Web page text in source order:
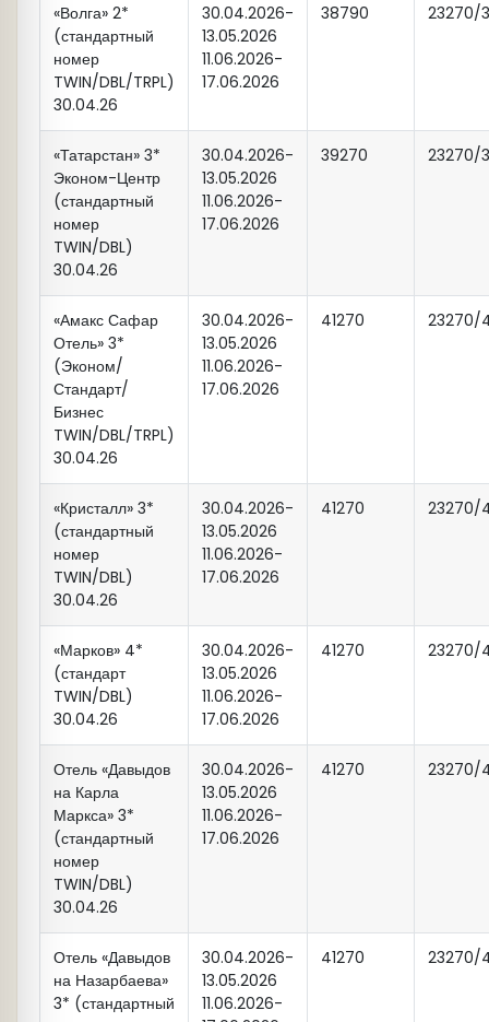
(ул. Профсоюзная д.16 Б)
- туристы, проживающие в отелях
экскурсоводом у входа в отель
«Ногай» (ул. Профсоюзная д.16Б)
14:50
Выезд на экскурсионную
программу из гостиницы
«Кристалл» (ул. Р. Яхина д.8)
- туристы, проживающие в отеле
ж/д вокзал "Казань Пассажирская"
свой отель, встречаются с
экскурсоводом в холле отеля
"Кристалл"(ул. Р. Яхина д.8)
15:00
программу из гостиницы «Амакс
(ул. Односторонка Гривки д. 1)
15:30 Экскурсия«Белокаменная
крепость».Казанский Кремль –
главная достопримечательность
Республики Татарстан и
государственный музей-заповедник,
который ежегодно посещают тысячи
музыкальном сопровождении
раскроет интересные элементы
национальных праздников летнего и
зимнего солнцестояния — Навруз,
праздников. Самым сокровенным и
интересным в завершении вечера
станет знакомство через игру
актеров с национальными
понятиями Су юлы, Аулок Ой, Никах,
Бэби Туе, а также интересные
застольные игры.
рублей
до 6 лет. (Интерактив состоится при
наборе минимум 15 человек).
«Волга» 2*
(стандартный
номер
TWIN/DBL/TRPL)
30.04.26
30.04.2026-
13.05.2026
11.06.2026-
17.06.2026
38790 23270/
«Татарстан» 3*
Эконом-Центр
(стандартный
номер
TWIN/DBL)
30.04.26
30.04.2026-
13.05.2026
11.06.2026-
17.06.2026
39270 23270/
«Амакс Сафар
Отель» 3*
(Эконом/
Стандарт/
Бизнес
TWIN/DBL/TRPL)
30.04.26
30.04.2026-
13.05.2026
11.06.2026-
17.06.2026
41270 23270/
«Кристалл» 3*
(стандартный
номер
TWIN/DBL)
30.04.26
30.04.2026-
13.05.2026
11.06.2026-
17.06.2026
41270 23270/
«Марков» 4*
(стандарт
TWIN/DBL)
30.04.26
30.04.2026-
13.05.2026
11.06.2026-
17.06.2026
41270 23270/
Отель «Давыдов
на Карла
Маркса» 3*
(стандартный
номер
TWIN/DBL)
30.04.26
30.04.2026-
13.05.2026
11.06.2026-
17.06.2026
41270 23270/
Отель «Давыдов
на Назарбаева»
3* (стандартный
30.04.2026-
13.05.2026
11.06.2026-
41270 23270/